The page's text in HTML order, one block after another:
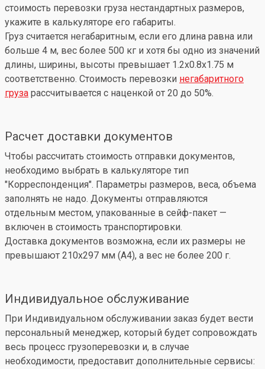
стоимость перевозки груза нестандартных размеров,
укажите в калькуляторе его габариты.
Груз считается негабаритным, если его длина равна или
больше 4 м, вес более 500 кг и хотя бы одно из значений
длины, ширины, высоты превышает 1.2x0.8x1.75 м
соответственно. Стоимость перевозки негабаритного
груза рассчитывается с наценкой от 20 до 50%.
Расчет доставки документов
Чтобы рассчитать стоимость отправки документов,
необходимо выбрать в калькуляторе тип
"Корреспонденция". Параметры размеров, веса, объема
заполнять не надо. Документы отправляются
отдельным местом, упакованные в сейф-пакет —
включен в стоимость транспортировки.
Доставка документов возможна, если их размеры не
превышают 210x297 мм (А4), а вес не более 200 г.
Индивидуальное обслуживание
При Индивидуальном обслуживании заказ будет вести
персональный менеджер, который будет сопровождать
весь процесс грузоперевозки и, в случае
необходимости, предоставит дополнительные сервисы: